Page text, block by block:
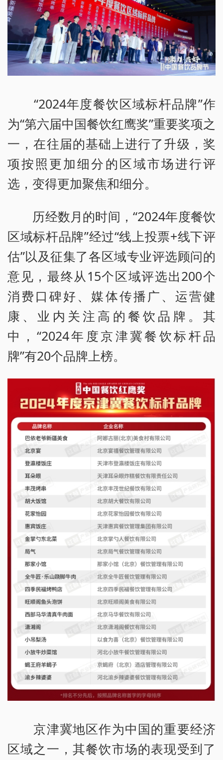
“2024年度餐饮区域标杆品牌”作
为“第六届中国餐饮红鹰奖”重要奖项之
一，在往届的基础上进行了升级，奖
项按照更加细分的区域市场进行评
选，变得更加聚焦和细分。
历经数月的时间，“2024年度餐饮
区域标杆品牌”经过“线上投票+线下评
估”以及征集了各区域专业评选顾问的
意见，最终从15个区域评选出200个
消费口碑好、媒体传播广、运营健
康、业内关注高的餐饮品牌。其
中，“2024年度京津冀餐饮标杆品
牌”有20个品牌上榜。
京津冀地区作为中国的重要经济
区域之一，其餐饮市场的表现受到了